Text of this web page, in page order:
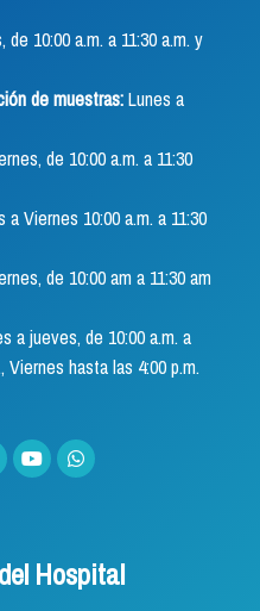
10:00 a.m. a 11:30 a.m. y
de muestras:Lunes a
de 10:00 a.m. a 11:30
a Viernes 10:00 a.m. a 11:30
de 10:00 am a 11:30 am
a jueves, de 10:00 a.m. a
Viernes hasta las 4:00 p.m.
Hospital